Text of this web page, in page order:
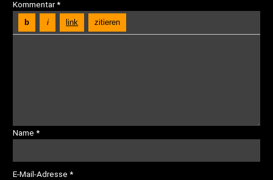
Kommentar*
Name*
E-Mail-Adresse*